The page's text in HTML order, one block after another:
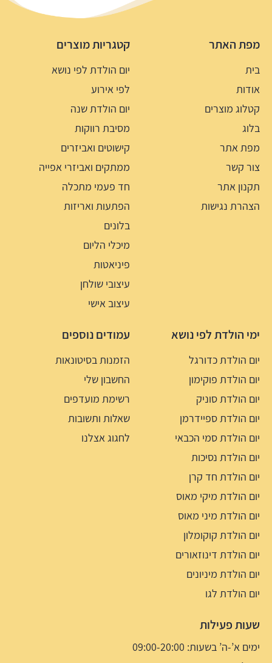
מפת האתר
בית
אודות
קטלוג מוצרים
בלוג
מפת אתר
צור קשר
תקנון אתר
הצהרת נגישות
קטגריות מוצרים
יום הולדת לפי נושא
לפי אירוע
יום הולדת שנה
מסיבת רווקות
קישוטים ואביזרים
ממתקים ואביזרי אפייה
חד פעמי מתכלה
הפתעות ואריזות
בלונים
מיכלי הליום
פיניאטות
עיצובי שולחן
עיצוב אישי
ימי הולדת לפי נושא
יום הולדת כדורגל
יום הולדת פוקימון
יום הולדת סוניק
יום הולדת ספיידרמן
יום הולדת סמי הכבאי
יום הולדת נסיכות
יום הולדת חד קרן
יום הולדת מיקי מאוס
יום הולדת מיני מאוס
יום הולדת קוקומלון
יום הולדת דינוזאורים
יום הולדת מיניונים
יום הולדת לגו
עמודים נוספים
הזמנות בסיטונאות
החשבון שלי
רשימת מועדפים
שאלות ותשובות
לחגוג אצלנו
שעות פעילות
ימים א’-ה’ בשעות: 09:00-20:00